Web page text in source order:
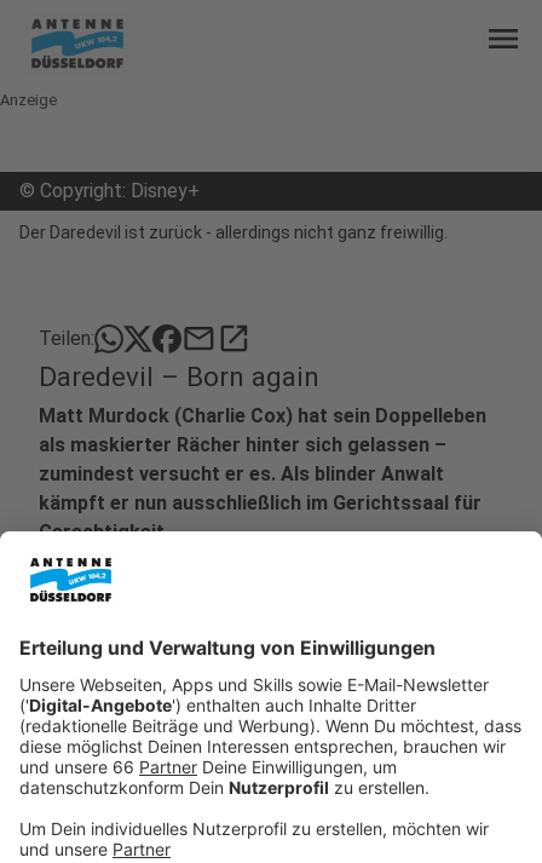
menu
Anzeige
© Copyright: Disney+
Der Daredevil ist zurück - allerdings nicht ganz freiwillig.
Teilen: mailopen_in_new
Daredevil – Born again
Matt Murdock (Charlie Cox) hat sein Doppelleben
als maskierter Rächer hinter sich gelassen –
zumindest versucht er es. Als blinder Anwalt
kämpft er nun ausschließlich im Gerichtssaal für
Gerechtigkeit.
Veröffentlicht:
Anzeige
Doch während er sich auf seine eigentliche
Bestimmung konzentrieren will, taucht ein alter
Schatten aus der Vergangenheit auf: Wilson Fisk
(Vincent D’Onofrio), einst gefürchteter Mafiaboss,
strebt als Bürgermeister von New York City nach